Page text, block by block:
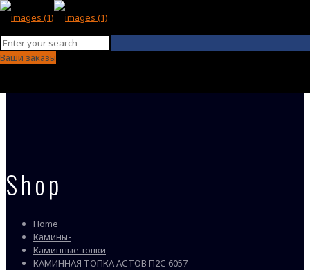
Ваши заказы
Shop
Home
Камины-
Каминные топки
КАМИННАЯ ТОПКА АСТОВ П2С 6057